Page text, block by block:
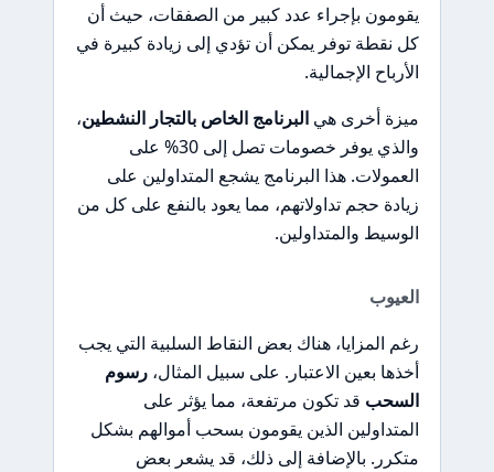
يقومون بإجراء عدد كبير من الصفقات، حيث أن
كل نقطة توفر يمكن أن تؤدي إلى زيادة كبيرة في
الأرباح الإجمالية.
ميزة أخرى هيالبرنامج الخاص بالتجار النشطين،
والذي يوفر خصومات تصل إلى 30% على
العمولات. هذا البرنامج يشجع المتداولين على
زيادة حجم تداولاتهم، مما يعود بالنفع على كل من
الوسيط والمتداولين.
العيوب
رغم المزايا، هناك بعض النقاط السلبية التي يجب
أخذها بعين الاعتبار. على سبيل المثال،رسوم
السحب قد تكون مرتفعة، مما يؤثر على
المتداولين الذين يقومون بسحب أموالهم بشكل
متكرر. بالإضافة إلى ذلك، قد يشعر بعض